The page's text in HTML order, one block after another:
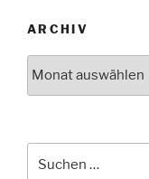
ARCHIV
nach: